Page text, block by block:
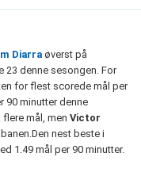
Diarra øverst på
23 denne sesongen. For
for flest scorede mål per
90 minutter denne
flere mål, men Victor
nest beste i
1.49 mål per 90 minutter.